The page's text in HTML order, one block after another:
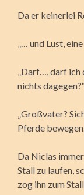
Da er keinerlei
„… und Lust,
„Darf…, darf
nichts
„Großvater?
Pferde bewegen.
Da Niclas
Stall zu laufen,
zog ihn zum Stall.